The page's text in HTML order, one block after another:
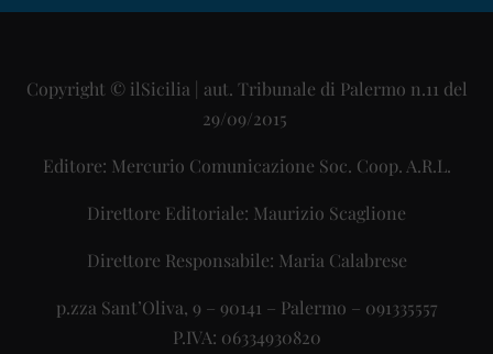
Copyright © ilSicilia | aut. Tribunale di Palermo n.11 del
29/09/2015
Editore: Mercurio Comunicazione Soc. Coop. A.R.L.
Direttore Editoriale: Maurizio Scaglione
Direttore Responsabile: Maria Calabrese
p.zza Sant’Oliva, 9 – 90141 – Palermo – 091335557
P.IVA: 06334930820